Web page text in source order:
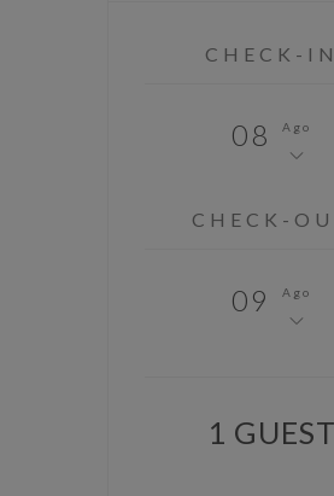
CHECK-IN
08 Ago
CHECK-
09 Ago
1 GUEST